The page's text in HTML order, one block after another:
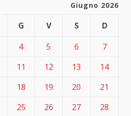
Giugno 2026
G V S
D
4 5 6
7
11 12 13
14
18 19 20
21
25 26 27
28